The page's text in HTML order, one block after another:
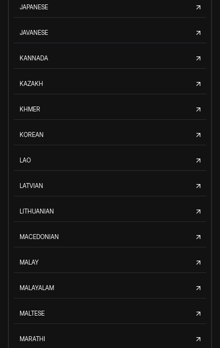
JAPANESE
JAVANESE
KANNADA
KAZAKH
KHMER
KOREAN
LAO
LATVIAN
LITHUANIAN
MACEDONIAN
MALAY
MALAYALAM
MALTESE
MARATHI